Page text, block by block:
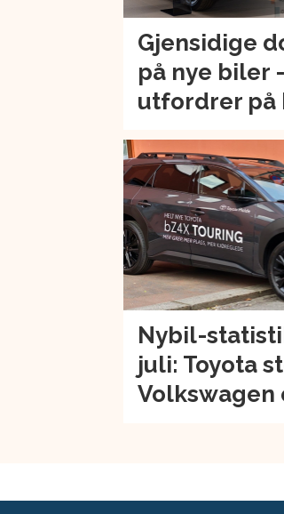
Gjensidige
på nye biler
utfordrer på
Nybil-
juli: Toyota
Volkswagen